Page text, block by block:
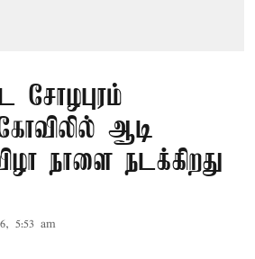
ஆடி
நாளை நடக்கிறது
5:53 am